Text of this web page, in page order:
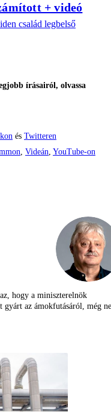
+ videó
család legbelső
írásairól, olvassa
és Twitteren
, Videán, YouTube-on
hogy a miniszterelnök
gyárt az ámokfutásáról, még